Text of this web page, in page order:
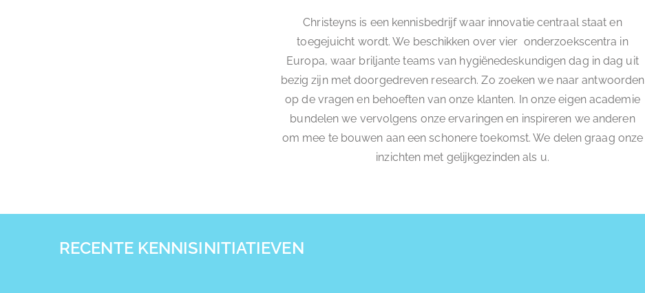
Christeyns is een kennisbedrijf waar innovatie centraal staat en
toegejuicht wordt. We beschikken over vier onderzoekscentra in
Europa, waar briljante teams van hygiënedeskundigen dag in dag uit
bezig zijn met doorgedreven research. Zo zoeken we naar antwoorden
op de vragen en behoeften van onze klanten. In onze eigen academie
bundelen we vervolgens onze ervaringen en inspireren we anderen
om mee te bouwen aan een schonere toekomst. We delen graag onze
inzichten met gelijkgezinden als u.
RECENTE KENNISINITIATIEVEN